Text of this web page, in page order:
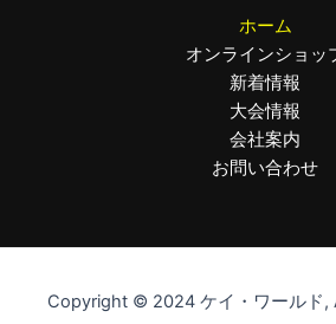
ホーム
オンラインショッ
新着情報
大会情報
会社案内
お問い合わせ
Copyright © 2024 ケイ・ワールド,